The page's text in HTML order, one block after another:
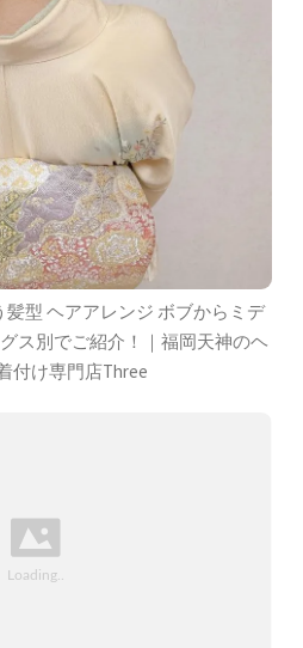
型 ヘアアレンジ ボブからミデ
ス別でご紹介！｜福岡天神のヘ
付け専門店Three